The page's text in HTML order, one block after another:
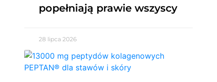
popełniają prawie wszyscy
28 lipca 2026